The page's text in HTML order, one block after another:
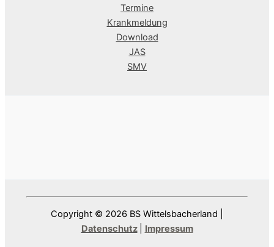
Termine
Krankmeldung
Download
JAS
SMV
Copyright © 2026 BS Wittelsbacherland |
Datenschutz
Impressum